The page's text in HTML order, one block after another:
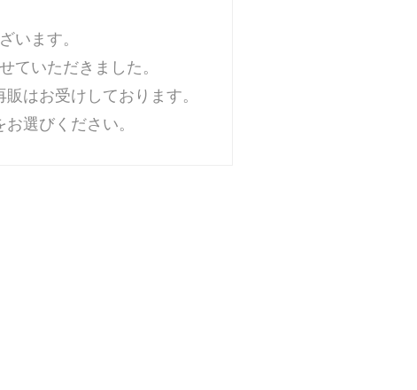
います。
ていただきました。
はお受けしております。
選びください。